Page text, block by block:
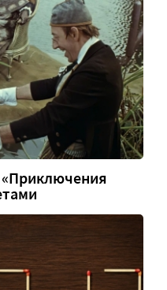
«Приключения